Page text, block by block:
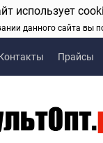
использует
данного сайта вы
Прайсы